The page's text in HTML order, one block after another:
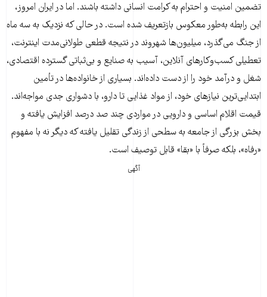
تضمین امنیت و احترام به کرامت انسانی داشته باشند. اما در ایران امروز،
این رابطه به‌طور معکوس بازتعریف شده است. در حالی که نزدیک به سه ماه
از جنگ می‌گذرد، میلیون‌ها شهروند در نتیجه قطعی طولانی‌مدت اینترنت،
تعطیلی کسب‌وکارهای آنلاین، آسیب به صنایع و بی‌ثباتی گسترده اقتصادی،
شغل و درآمد خود را از دست داده‌اند. بسیاری از خانواده‌ها در تأمین
ابتدایی‌ترین نیازهای خود، از مواد غذایی تا دارو، با دشواری جدی مواجه‌اند.
قیمت اقلام اساسی و دارویی در مواردی چند صد درصد افزایش یافته و
بخش بزرگی از جامعه به سطحی از زندگی تقلیل یافته که دیگر نه با مفهوم
«رفاه»، بلکه صرفاً با «بقا» قابل توصیف است.
آگهی